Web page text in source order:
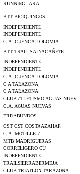
RUNNING JARA
BTT BICIQUINGOS
INDEPENDIENTE
INDEPENDIENTE
C.A. CUENCA-DOLOMIA
BTT TRAIL SALVACAÑETE
INDEPENDIENTE
INDEPENDIENTE
C.A. CUENCA-DOLOMIA
C A TARAZONA
C A TARAZONA
CLUB ATLETISMO AGUAS NUEV
C.A. AGUAS NUEVAS
ERRABUNDOS
CST CST COSTA AZAHAR
C.A. MOTILLEJA
MTB MADRIGUERAS
CORRELIGERO CU
INDEPENDIENTE
TRAILSIERRABERMEJA
CLUB TRIATLON TARAZONA